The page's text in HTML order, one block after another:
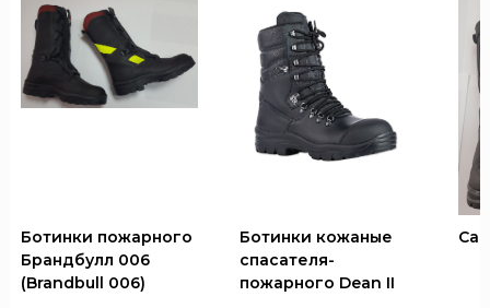
Элемент
Эридан
ЮНИТЕСТ
Ботинки пожарного
Брандбулл 006
(Brandbull 006)
Ботинки кожаные
спасателя-
пожарного Dean II